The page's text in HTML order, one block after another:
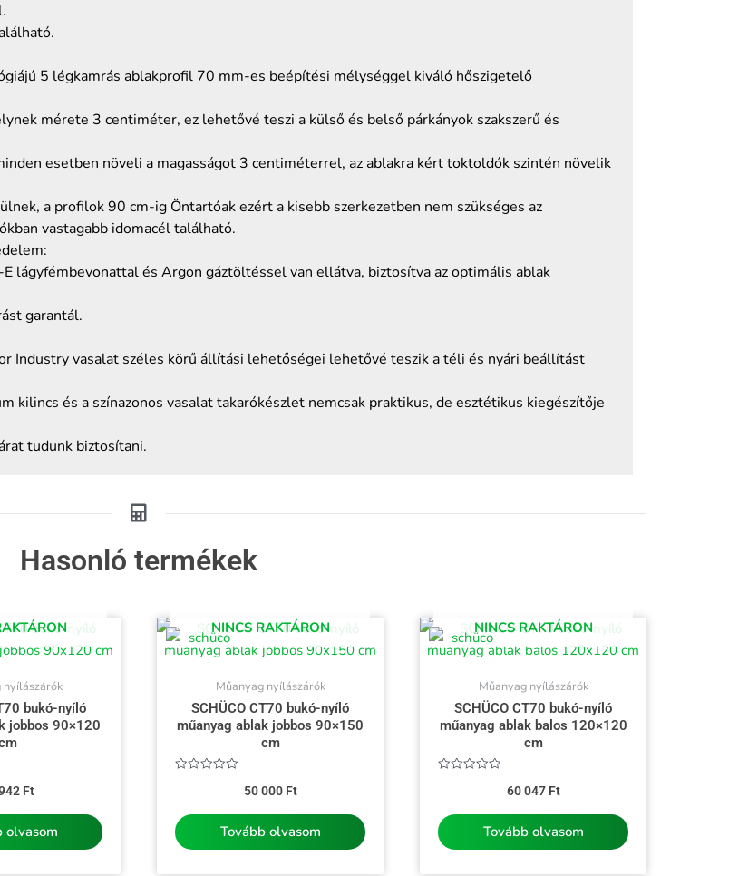
5 légkamrás ablakprofil 70 mm-es beépítési mélységgel kiváló hőszigetelő
mérete 3 centiméter, ez lehetővé teszi a külső és belső párkányok szakszerű és
esetben növeli a magasságot 3 centiméterrel, az ablakra kért toktoldók szintén növelik
a profilok 90 cm-ig Öntartóak ezért a kisebb szerkezetben nem szükséges az
vastagabb idomacél található.
lágyfémbevonattal és Argon gáztöltéssel van ellátva, biztosítva az optimális ablak
garantál.
Industry vasalat széles körű állítási lehetőségei lehetővé teszik a téli és nyári beállítást
és a színazonos vasalat takarókészlet nemcsak praktikus, de esztétikus kiegészítője
tudunk biztosítani.
Hasonló termékek
nyílászárók
bukó-nyíló
jobbos 90×120
Ft
olvasom
NINCS RAKTÁRON
Műanyag nyílászárók
SCHÜCO CT70 bukó-nyíló
műanyag ablak jobbos 90×150
cm
50 000 Ft
Tovább olvasom
NINCS RAKTÁRON
Műanyag nyílászárók
SCHÜCO CT70 bukó-nyíló
műanyag ablak balos 120×120
cm
60 047 Ft
Tovább olvasom